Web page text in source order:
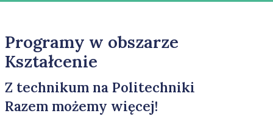
Programy w obszarze
Kształcenie
Z technikum na Politechniki
Razem możemy więcej!